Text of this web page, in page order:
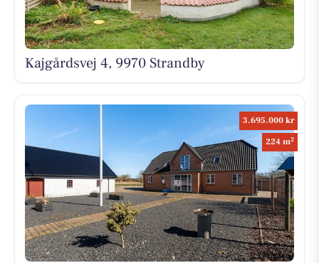
Kajgårdsvej 4, 9970 Strandby
3.695.000 kr
224 m2